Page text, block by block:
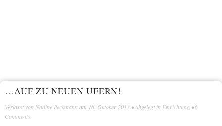
…AUF ZU NEUEN UFERN!
Verfasst von Nadine Beckmann am 16. Oktober 2013 • Abgelegt in Einrichtung •6
Comments